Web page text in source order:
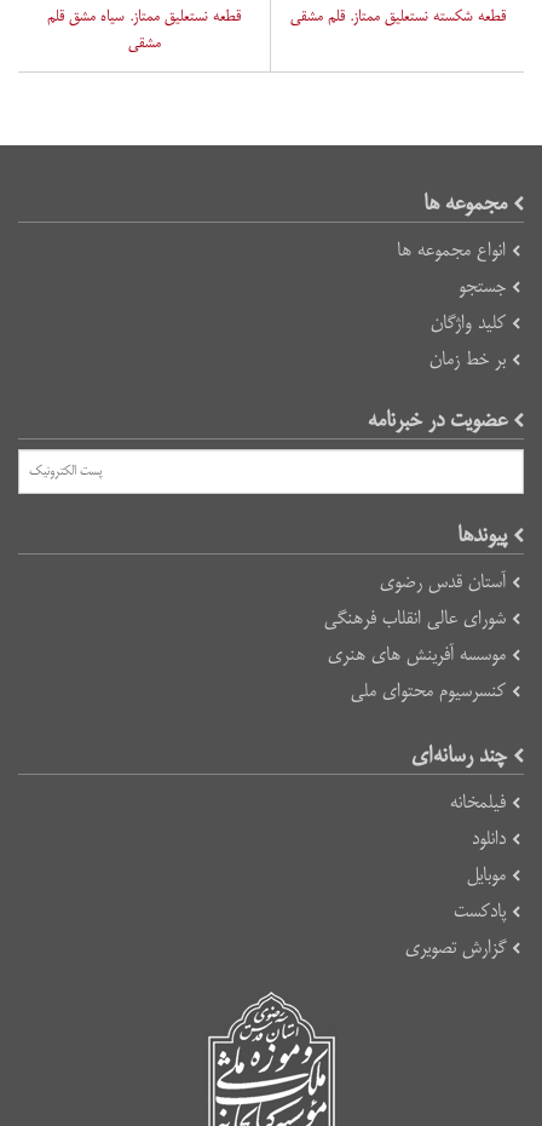
قطعه شکسته نستعلیق ممتاز. قلم مشقی
قطعه نستعلیق ممتاز. سیاه مشق قلم
مشقی
مجموعه ها
انواع مجموعه ها
جستجو
کلید واژگان
بر خط زمان
عضویت در خبرنامه
پیوند‌ها
آستان قدس رضوی
شورای عالی انقلاب فرهنگی
موسسه آفرینش های هنری
کنسرسیوم محتوای ملی
چند رسانه‌ای
فیلمخانه
دانلود
موبایل
پادکست
گزارش تصویری